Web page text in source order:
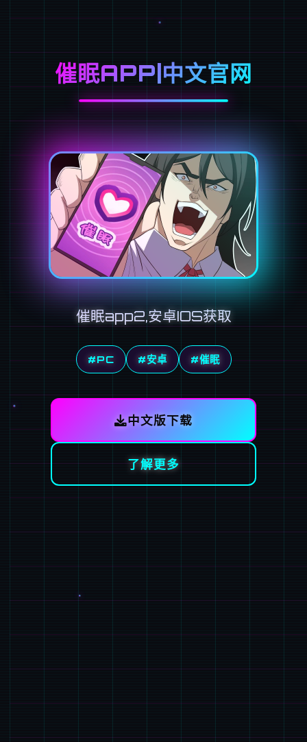
催眠APP|中文官网
催眠app2,安卓IOS获取
#PC #安卓 #催眠
中文版下载
了解更多